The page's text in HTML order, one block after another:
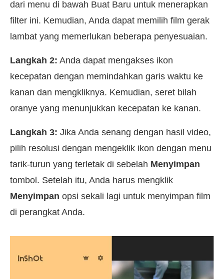
dari menu di bawah Buat Baru untuk menerapkan
filter ini. Kemudian, Anda dapat memilih film gerak
lambat yang memerlukan beberapa penyesuaian.
Langkah 2: Anda dapat mengakses ikon
kecepatan dengan memindahkan garis waktu ke
kanan dan mengkliknya. Kemudian, seret bilah
oranye yang menunjukkan kecepatan ke kanan.
Langkah 3: Jika Anda senang dengan hasil video,
pilih resolusi dengan mengeklik ikon dengan menu
tarik-turun yang terletak di sebelah Menyimpan
tombol. Setelah itu, Anda harus mengklik
Menyimpan opsi sekali lagi untuk menyimpan film
di perangkat Anda.